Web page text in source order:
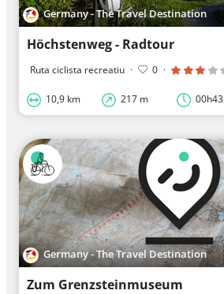
Germany - The Travel Destination
Höchstenweg - Radtour
Ruta ciclista recreatiu · 0 ·
10,9 km 217 m 00h43
Germany - The Travel Destination
Zum Grenzsteinmuseum